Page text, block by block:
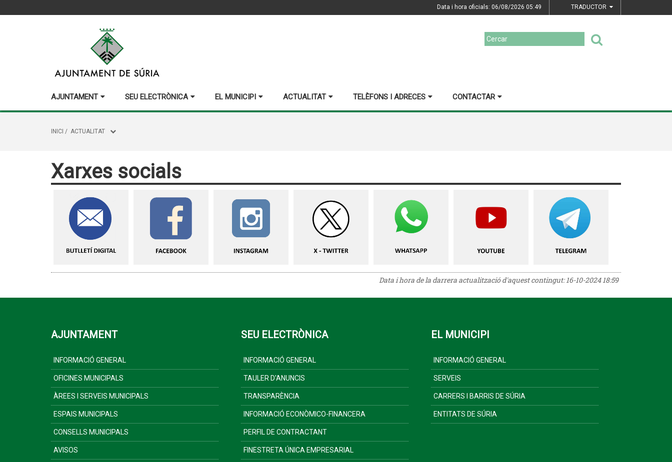
Data i hora oficials: 06/08/2026 05:49 TRADUCTOR
AJUNTAMENT SEU ELECTRÒNICA EL MUNICIPI ACTUALITAT TELÈFONS I ADRECES CONTACTAR
INICI / ACTUALITAT
Xarxes socials
Data i hora de la darrera actualització d'aquest contingut:16-10-2024 18:59
AJUNTAMENT
INFORMACIÓ GENERAL
OFICINES MUNICIPALS
ÀREES I SERVEIS MUNICIPALS
ESPAIS MUNICIPALS
CONSELLS MUNICIPALS
AVISOS
SEU ELECTRÒNICA
INFORMACIÓ GENERAL
TAULER D'ANUNCIS
TRANSPARÈNCIA
INFORMACIÓ ECONÒMICO-FINANCERA
PERFIL DE CONTRACTANT
FINESTRETA ÚNICA EMPRESARIAL
EL MUNICIPI
INFORMACIÓ GENERAL
SERVEIS
CARRERS I BARRIS DE SÚRIA
ENTITATS DE SÚRIA